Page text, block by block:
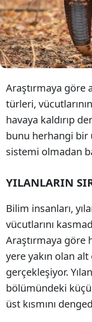
ardındaki
sıra dışı
teknolojileri
söylüyor.
Araştırmaya göre
türleri,
havaya kaldırıp
bunu herhangi bir
sistemi olmadan
YILANLARIN
Bilim insanları,
vücutlarını
Araştırmaya göre
yere yakın olan alt
gerçekleşiyor.
bölümündeki
üst kısmını